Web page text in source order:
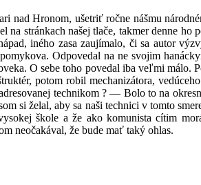
nad Hronom, ušetriť ročne nášmu
na stránkach našej tlače, takmer denne
iného zasa zaujímalo, či sa autor
Odpovedal na ne svojim
O sebe toho povedal iba veľmi málo.
potom robil mechanizátora,
technikom ? — Bolo to na
si želal, aby sa naši technici v tomto
škole a že ako komunista cítim
neočakával, že bude mať taký ohlas.